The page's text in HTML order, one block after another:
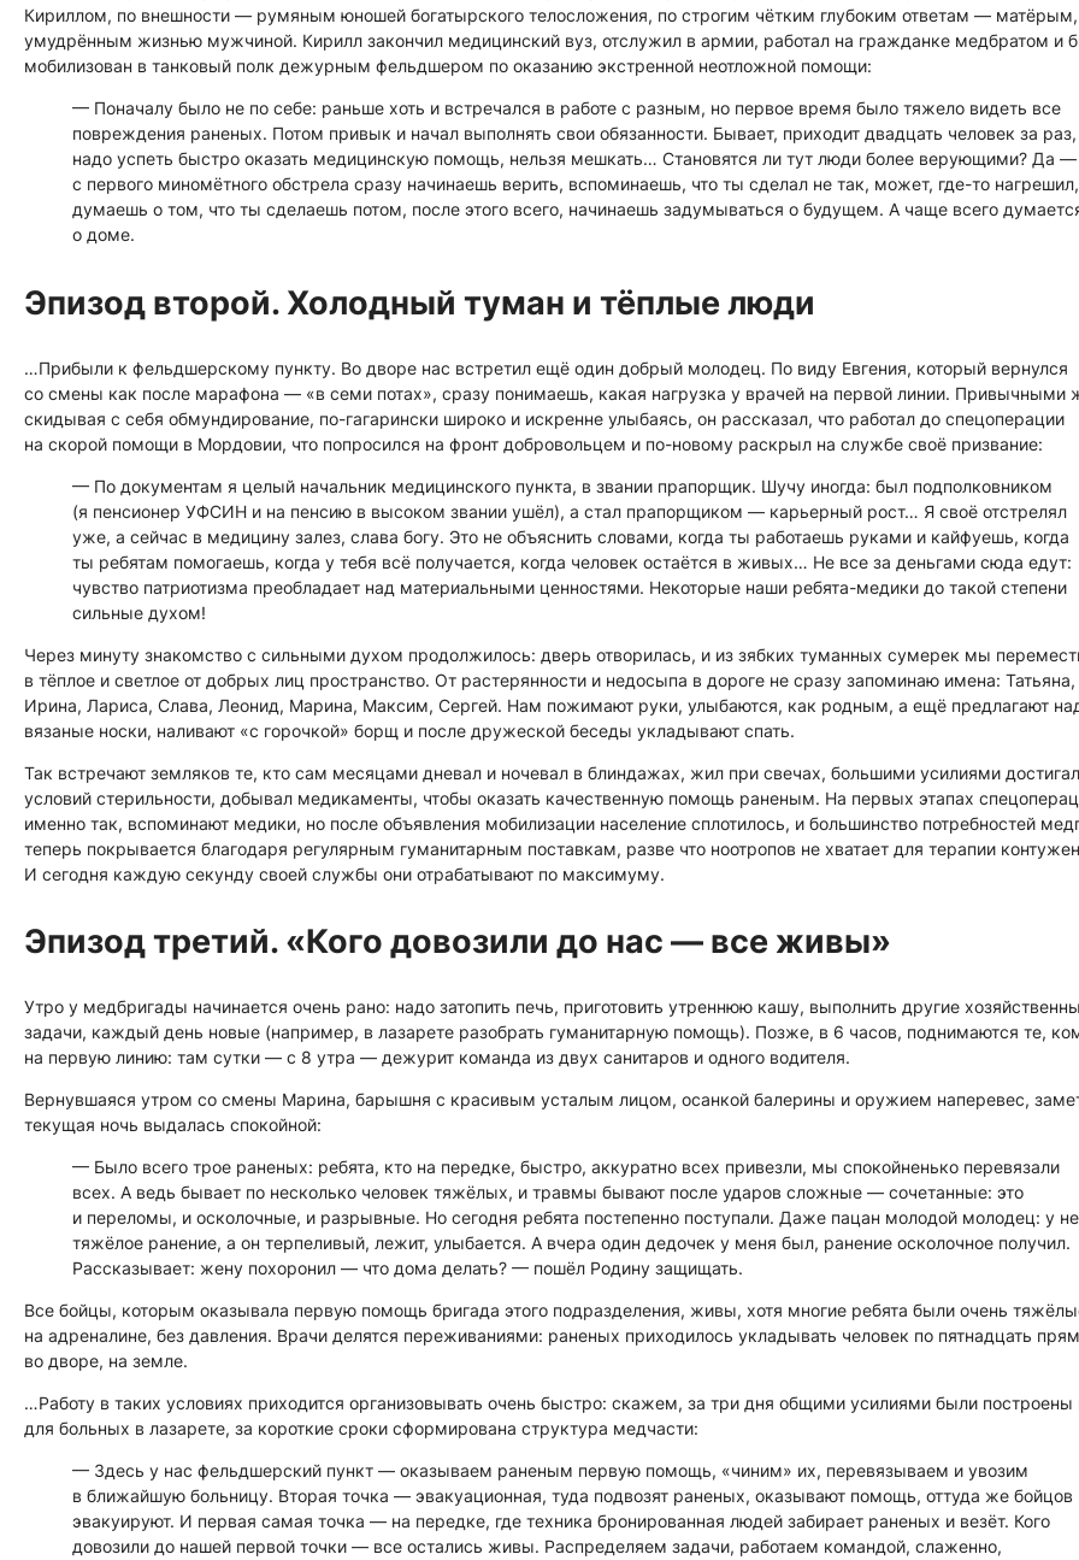
Кириллом, по внешности — румяным юношей богатырского телосложения, по строгим чётким глубоким ответам — матёрым,
умудрённым жизнью мужчиной. Кирилл закончил медицинский вуз, отслужил в армии, работал на гражданке медбратом и
мобилизован в танковый полк дежурным фельдшером по оказанию экстренной неотложной помощи:
— Поначалу было не по себе: раньше хоть и встречался в работе с разным, но первое время было тяжело видеть все
повреждения раненых. Потом привык и начал выполнять свои обязанности. Бывает, приходит двадцать человек за раз,
надо успеть быстро оказать медицинскую помощь, нельзя мешкать… Становятся ли тут люди более верующими? Да —
с первого миномётного обстрела сразу начинаешь верить, вспоминаешь, что ты сделал не так, может, где-то нагрешил,
думаешь о том, что ты сделаешь потом, после этого всего, начинаешь задумываться о будущем. А чаще всего
о доме.
Эпизод второй. Холодный туман и тёплые люди
…Прибыли к фельдшерскому пункту. Во дворе нас встретил ещё один добрый молодец. По виду Евгения, который вернулся
со смены как после марафона — «в семи потах», сразу понимаешь, какая нагрузка у врачей на первой линии. Привычными
скидывая с себя обмундирование, по-гагарински широко и искренне улыбаясь, он рассказал, что работал до спецоперации
на скорой помощи в Мордовии, что попросился на фронт добровольцем и по-новому раскрыл на службе своё призвание:
— По документам я целый начальник медицинского пункта, в звании прапорщик. Шучу иногда: был подполковником
(я пенсионер УФСИН и на пенсию в высоком звании ушёл), а стал прапорщиком — карьерный рост… Я своё отстрелял
уже, а сейчас в медицину залез, слава богу. Это не объяснить словами, когда ты работаешь руками и кайфуешь, когда
ты ребятам помогаешь, когда у тебя всё получается, когда человек остаётся в живых… Не все за деньгами сюда едут:
чувство патриотизма преобладает над материальными ценностями. Некоторые наши ребята-медики до такой степени
сильные духом!
Через минуту знакомство с сильными духом продолжилось: дверь отворилась, и из зябких туманных сумерек мы
в тёплое и светлое от добрых лиц пространство. От растерянности и недосыпа в дороге не сразу запоминаю имена:
Ирина, Лариса, Слава, Леонид, Марина, Максим, Сергей. Нам пожимают руки, улыбаются, как родным, а ещё предлагают
вязаные носки, наливают «с горочкой» борщ и после дружеской беседы укладывают спать.
Так встречают земляков те, кто сам месяцами дневал и ночевал в блиндажах, жил при свечах, большими усилиями достигал
условий стерильности, добывал медикаменты, чтобы оказать качественную помощь раненым. На первых этапах
именно так, вспоминают медики, но после объявления мобилизации население сплотилось, и большинство потребностей
теперь покрывается благодаря регулярным гуманитарным поставкам, разве что ноотропов не хватает для терапии
И сегодня каждую секунду своей службы они отрабатывают по максимуму.
Эпизод третий. «Кого довозили до нас — все живы»
Утро у медбригады начинается очень рано: надо затопить печь, приготовить утреннюю кашу, выполнить другие
задачи, каждый день новые (например, в лазарете разобрать гуманитарную помощь). Позже, в 6 часов, поднимаются те,
на первую линию: там сутки — с 8 утра — дежурит команда из двух санитаров и одного водителя.
Вернувшаяся утром со смены Марина, барышня с красивым усталым лицом, осанкой балерины и оружием наперевес,
текущая ночь выдалась спокойной:
— Было всего трое раненых: ребята, кто на передке, быстро, аккуратно всех привезли, мы спокойненько перевязали
всех. А ведь бывает по несколько человек тяжёлых, и травмы бывают после ударов сложные — сочетанные: это
и переломы, и осколочные, и разрывные. Но сегодня ребята постепенно поступали. Даже пацан молодой молодец: у
тяжёлое ранение, а он терпеливый, лежит, улыбается. А вчера один дедочек у меня был, ранение осколочное получил.
Рассказывает: жену похоронил — что дома делать? — пошёл Родину защищать.
Все бойцы, которым оказывала первую помощь бригада этого подразделения, живы, хотя многие ребята были очень
на адреналине, без давления. Врачи делятся переживаниями: раненых приходилось укладывать человек по пятнадцать
во дворе, на земле.
…Работу в таких условиях приходится организовывать очень быстро: скажем, за три дня общими усилиями были
для больных в лазарете, за короткие сроки сформирована структура медчасти:
— Здесь у нас фельдшерский пункт — оказываем раненым первую помощь, «чиним» их, перевязываем и увозим
в ближайшую больницу. Вторая точка — эвакуационная, туда подвозят раненых, оказывают помощь, оттуда же бойцов
эвакуируют. И первая самая точка — на передке, где техника бронированная людей забирает раненых и везёт. Кого
довозили до нашей первой точки — все остались живы. Распределяем задачи, работаем командой, слаженно,